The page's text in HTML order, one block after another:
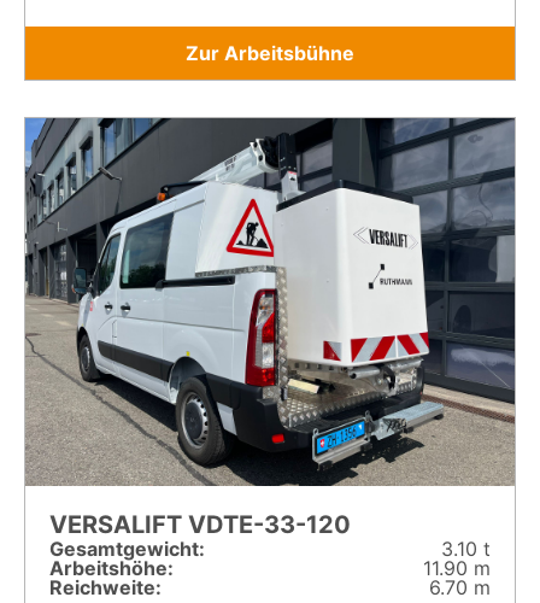
Zur Arbeitsbühne
VERSALIFT VDTE-33-120
Gesamt­gewicht:
3.10 t
Arbeitshöhe:
11.90 m
Reichweite:
6.70 m